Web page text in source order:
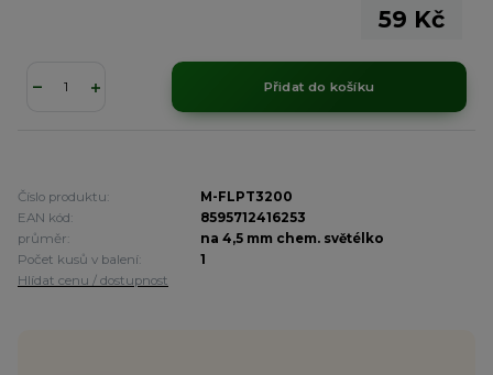
59 Kč
Přidat do košíku
Číslo produktu:
M-FLPT3200
EAN kód:
8595712416253
průměr:
na 4,5 mm chem. světélko
Počet kusů v balení:
1
Hlídat cenu / dostupnost